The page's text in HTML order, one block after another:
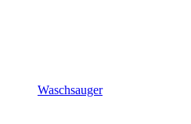
Waschsauger